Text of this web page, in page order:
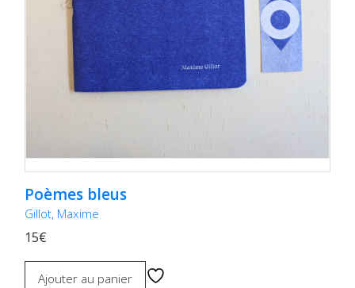
Poèmes bleus
Gillot, Maxime
15€
Ajouter au panier